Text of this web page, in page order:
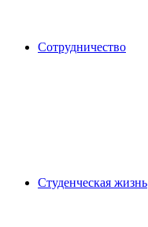
Сотрудничество
Студенческая жизнь